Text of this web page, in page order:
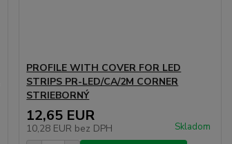
PROFILE WITH COVER FOR LED
STRIPS PR-LED/CA/2M CORNER
STRIEBORNÝ
12,65 EUR
10,28 EUR bez DPH Skladom